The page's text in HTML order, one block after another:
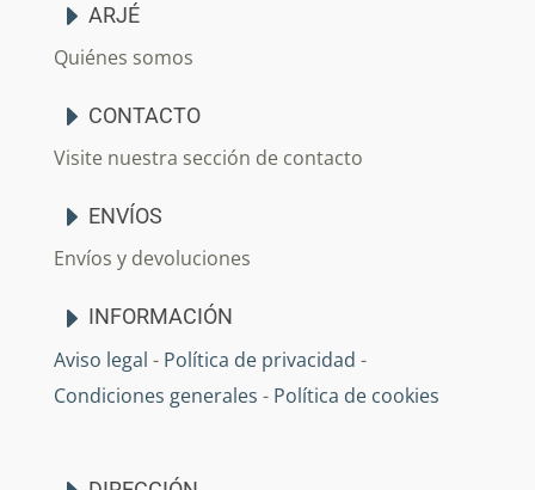
ARJÉ
Quiénes somos
CONTACTO
Visite nuestra sección de contacto
ENVÍOS
Envíos y devoluciones
INFORMACIÓN
Aviso legal - Política de privacidad -
Condiciones generales - Política de cookies